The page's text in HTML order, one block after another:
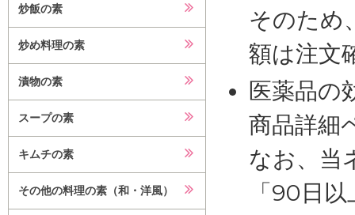
炒飯の素
炒め料理の素
漬物の素
スープの素
キムチの素
その他の料理の素（和・洋風）
そのため
額は注文
医薬品の
商品詳細
なお、当
「90日